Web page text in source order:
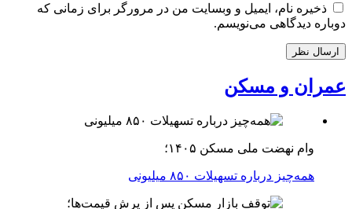
ذخیره نام، ایمیل و وبسایت من در مرورگر برای زمانی که
دوباره دیدگاهی می‌نویسم.
عمران و مسکن
وام نهضت ملی مسکن ۱۴۰۵؛
همه‌چیز درباره تسهیلات ۸۵۰ میلیونی